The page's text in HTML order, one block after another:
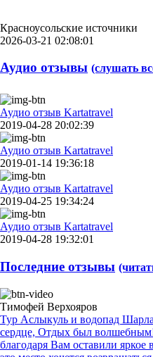
Красноусольские источники
2026-03-21 02:08:01
Аудио отзывы (слушать
Аудио отзыв Kartatravel
2019-04-28 20:02:39
Аудио отзыв Kartatravel
2019-01-14 19:36:18
Аудио отзыв Kartatravel
2019-04-25 19:34:24
Аудио отзыв Kartatravel
2019-04-28 19:32:01
Последние отзывы
Тимофей Верхояров
Тур Аслыкуль и водопад
сердце, Отдых был
благодаря Вам оставили